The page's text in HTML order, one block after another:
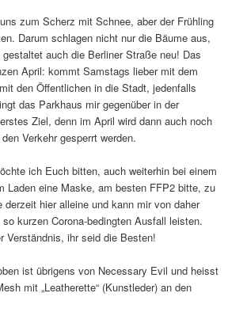
zum Scherz mit Schnee, aber der Frühling
Darum schlagen nicht nur die Bäume aus,
auch die Berliner Straße neu! Das
April: kommt Samstags lieber mit dem
den Öffentlichen in die Stadt, jedenfalls
das Parkhaus mir gegenüber in der
Ziel, denn im April wird dann auch noch
Verkehr gesperrt werden.
ich Euch bitten, auch weiterhin bei einem
Laden eine Maske, am besten FFP2 bitte, zu
derzeit hier alleine und kann mir von daher
kurzen Corona-bedingten Ausfall leisten.
Verständnis, ihr seid die Besten!
ist übrigens von Necessary Evil und heisst
mit „Leatherette“ (Kunstleder) an den